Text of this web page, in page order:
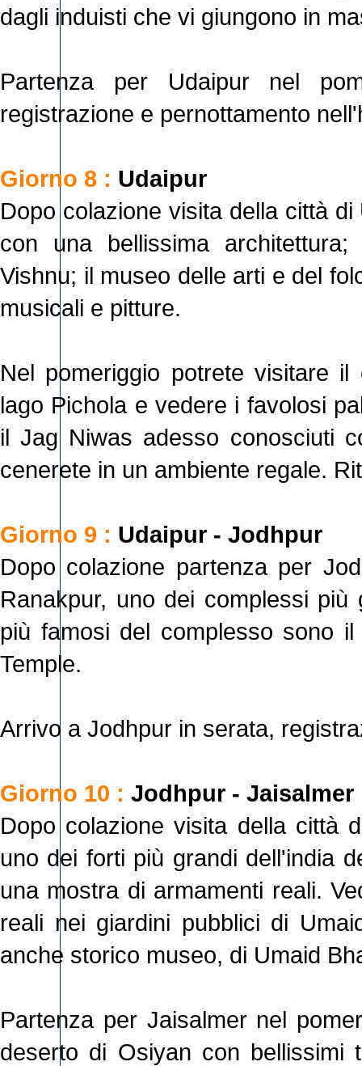
dagli induisti che vi giungono in
Partenza per Udaipur nel
registrazione e pernottamento
Giorno 8 : Udaipur
Dopo colazione visita della città
con una bellissima
Vishnu; il museo delle arti e del
musicali e pitture.
Nel pomeriggio potrete visitare
lago Pichola e vedere i favolosi
il Jag Niwas adesso conosciuti
cenerete in un ambiente regale.
Giorno 9 : Udaipur - Jodhpur
Dopo colazione partenza per
Ranakpur, uno dei complessi
più famosi del complesso sono
Temple.
Arrivo a Jodhpur in serata,
Giorno 10 : Jodhpur - Jaisalmer
Dopo colazione visita della città
uno dei forti più grandi dell'india
una mostra di armamenti reali.
reali nei giardini pubblici di
anche storico museo, di Umaid
Partenza per Jaisalmer nel
deserto di Osiyan con bellissimi